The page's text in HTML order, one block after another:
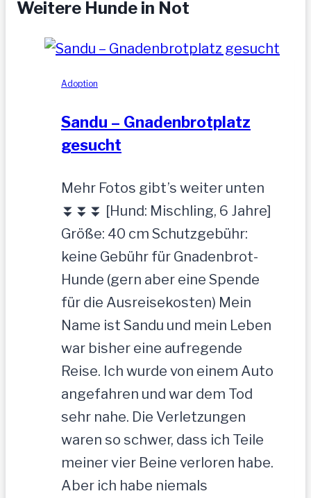
Weitere Hunde in Not
Adoption
Sandu – Gnadenbrotplatz
gesucht
Mehr Fotos gibt’s weiter unten
⏬⏬⏬ [Hund: Mischling, 6 Jahre]
Größe: 40 cm Schutzgebühr:
keine Gebühr für Gnadenbrot-
Hunde (gern aber eine Spende
für die Ausreisekosten) Mein
Name ist Sandu und mein Leben
war bisher eine aufregende
Reise. Ich wurde von einem Auto
angefahren und war dem Tod
sehr nahe. Die Verletzungen
waren so schwer, dass ich Teile
meiner vier Beine verloren habe.
Aber ich habe niemals